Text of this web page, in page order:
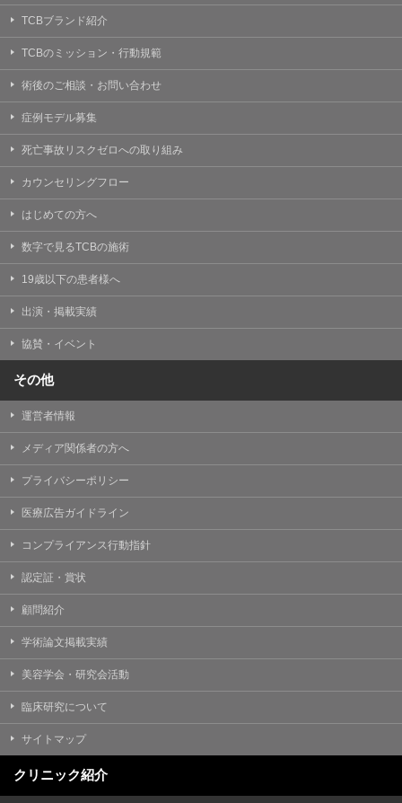
TCBブランド紹介
TCBのミッション・行動規範
術後のご相談・お問い合わせ
症例モデル募集
死亡事故リスクゼロへの取り組み
カウンセリングフロー
はじめての方へ
数字で見るTCBの施術
19歳以下の患者様へ
出演・掲載実績
協賛・イベント
その他
運営者情報
メディア関係者の方へ
プライバシーポリシー
医療広告ガイドライン
コンプライアンス行動指針
認定証・賞状
顧問紹介
学術論文掲載実績
美容学会・研究会活動
臨床研究について
サイトマップ
クリニック紹介